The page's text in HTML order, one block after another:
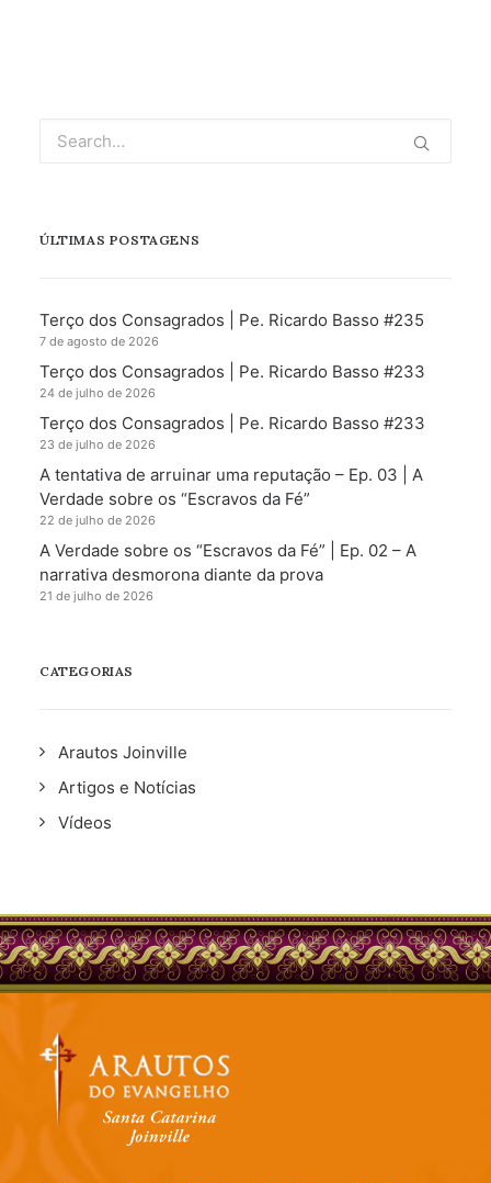
ÚLTIMAS POSTAGENS
Terço dos Consagrados | Pe. Ricardo Basso #235
7 de agosto de 2026
Terço dos Consagrados | Pe. Ricardo Basso #233
24 de julho de 2026
Terço dos Consagrados | Pe. Ricardo Basso #233
23 de julho de 2026
A tentativa de arruinar uma reputação – Ep. 03 | A
Verdade sobre os “Escravos da Fé”
22 de julho de 2026
A Verdade sobre os “Escravos da Fé” | Ep. 02 – A
narrativa desmorona diante da prova
21 de julho de 2026
CATEGORIAS
Arautos Joinville
Artigos e Notícias
Vídeos